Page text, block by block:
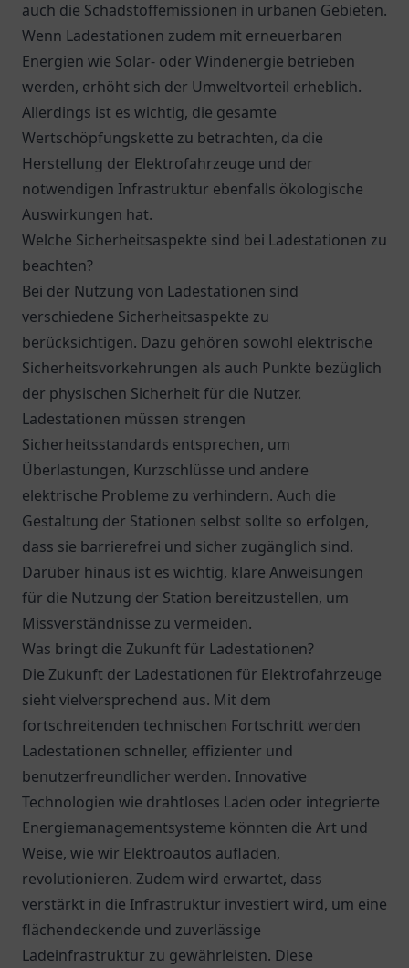
auch die Schadstoffemissionen in urbanen Gebieten.
Wenn Ladestationen zudem mit erneuerbaren
Energien wie Solar- oder Windenergie betrieben
werden, erhöht sich der Umweltvorteil erheblich.
Allerdings ist es wichtig, die gesamte
Wertschöpfungskette zu betrachten, da die
Herstellung der Elektrofahrzeuge und der
notwendigen Infrastruktur ebenfalls ökologische
Auswirkungen hat.
Welche Sicherheitsaspekte sind bei Ladestationen zu
beachten?
Bei der Nutzung von Ladestationen sind
verschiedene Sicherheitsaspekte zu
berücksichtigen. Dazu gehören sowohl elektrische
Sicherheitsvorkehrungen als auch Punkte bezüglich
der physischen Sicherheit für die Nutzer.
Ladestationen müssen strengen
Sicherheitsstandards entsprechen, um
Überlastungen, Kurzschlüsse und andere
elektrische Probleme zu verhindern. Auch die
Gestaltung der Stationen selbst sollte so erfolgen,
dass sie barrierefrei und sicher zugänglich sind.
Darüber hinaus ist es wichtig, klare Anweisungen
für die Nutzung der Station bereitzustellen, um
Missverständnisse zu vermeiden.
Was bringt die Zukunft für Ladestationen?
Die Zukunft der Ladestationen für Elektrofahrzeuge
sieht vielversprechend aus. Mit dem
fortschreitenden technischen Fortschritt werden
Ladestationen schneller, effizienter und
benutzerfreundlicher werden. Innovative
Technologien wie drahtloses Laden oder integrierte
Energiemanagementsysteme könnten die Art und
Weise, wie wir Elektroautos aufladen,
revolutionieren. Zudem wird erwartet, dass
verstärkt in die Infrastruktur investiert wird, um eine
flächendeckende und zuverlässige
Ladeinfrastruktur zu gewährleisten. Diese